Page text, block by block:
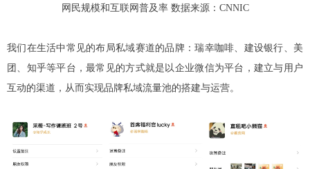
网民规模和互联网普及率 数据来源：CNNIC
我们在生活中常见的布局私域赛道的品牌：瑞幸咖啡、建设银行、美
团、知乎等平台，最常见的方式就是以企业微信为平台，建立与用户
互动的渠道，从而实现品牌私域流量池的搭建与运营。